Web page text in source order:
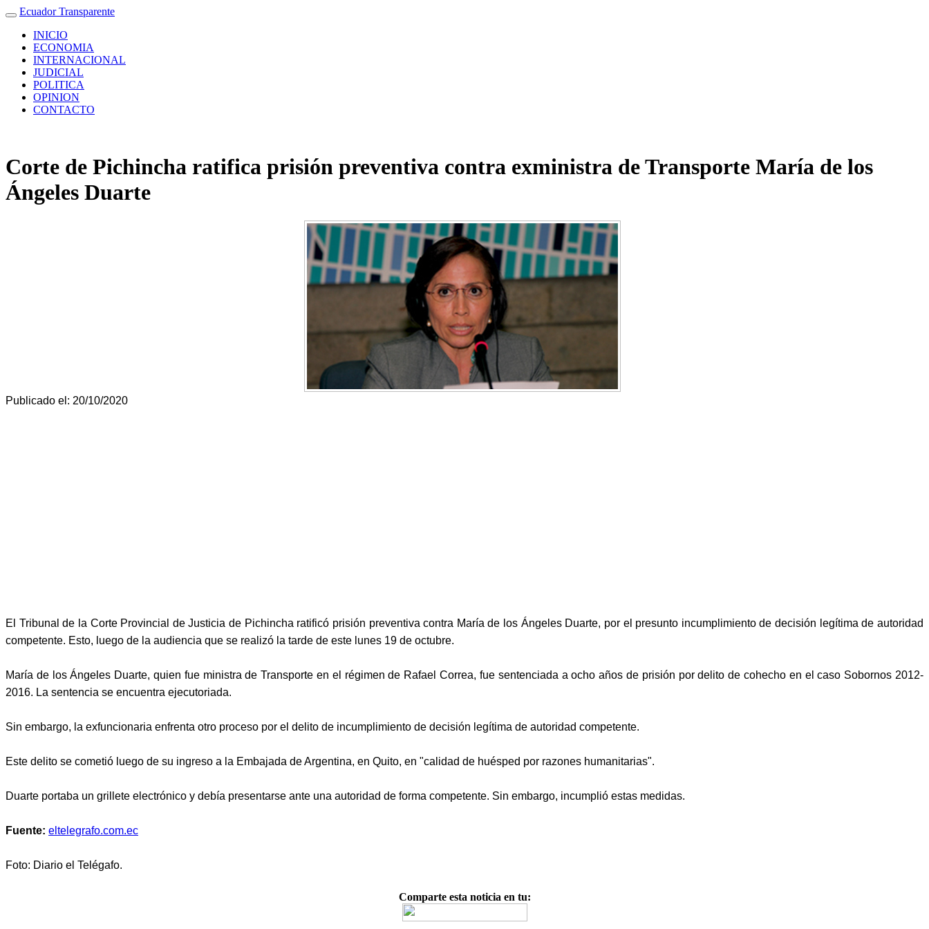
Ecuador Transparente
INICIO
ECONOMIA
INTERNACIONAL
JUDICIAL
POLITICA
OPINION
CONTACTO
Corte de Pichincha ratifica prisión preventiva contra exministra de Transporte María de los
Ángeles Duarte
Publicado el: 20/10/2020
El Tribunal de la Corte Provincial de Justicia de Pichincha ratificó prisión preventiva contra María de los Ángeles Duarte, por el presunto incumplimiento de decisión legítima de autoridad
competente. Esto, luego de la audiencia que se realizó la tarde de este lunes 19 de octubre.
María de los Ángeles Duarte, quien fue ministra de Transporte en el régimen de Rafael Correa, fue sentenciada a ocho años de prisión por delito de cohecho en el caso Sobornos 2012-
2016. La sentencia se encuentra ejecutoriada.
Sin embargo, la exfuncionaria enfrenta otro proceso por el delito de incumplimiento de decisión legítima de autoridad competente.
Este delito se cometió luego de su ingreso a la Embajada de Argentina, en Quito, en "calidad de huésped por razones humanitarias".
Duarte portaba un grillete electrónico y debía presentarse ante una autoridad de forma competente. Sin embargo, incumplió estas medidas.
Fuente: eltelegrafo.com.ec
Foto: Diario el Telégafo.
Comparte esta noticia en tu: